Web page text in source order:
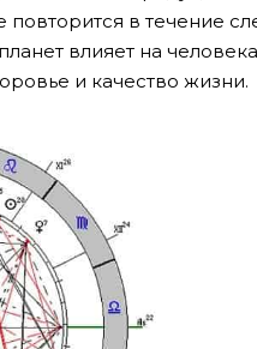
повторится в течение
влияет на
и качество жизни.